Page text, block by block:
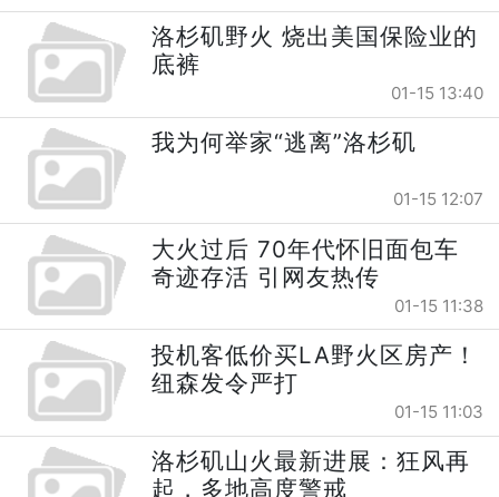
洛杉矶野火 烧出美国保险业的
底裤
01-15 13:40
我为何举家“逃离”洛杉矶
01-15 12:07
大火过后 70年代怀旧面包车
奇迹存活 引网友热传
01-15 11:38
投机客低价买LA野火区房产！
纽森发令严打
01-15 11:03
洛杉矶山火最新进展：狂风再
起，多地高度警戒